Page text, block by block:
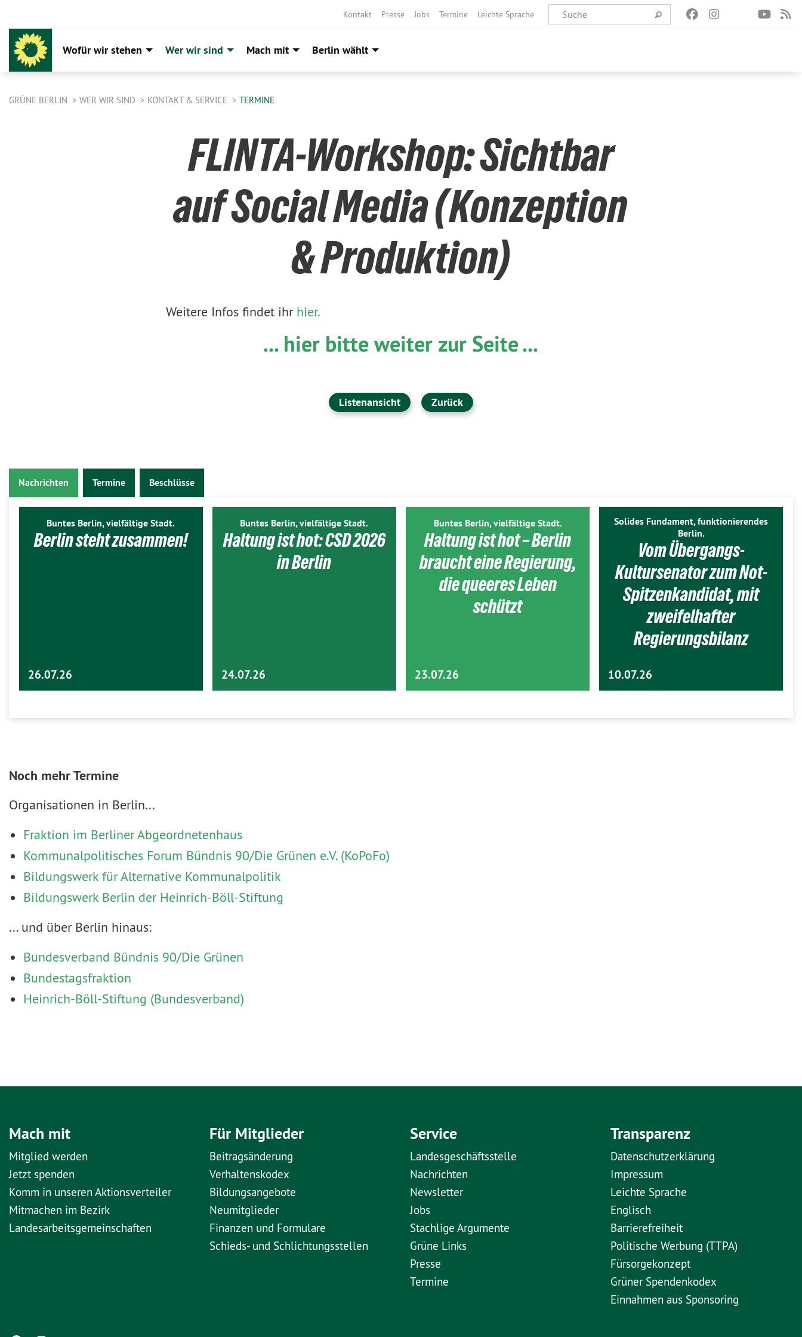
Kontakt Presse Jobs Termine Leichte Sprache
Wofür wir stehen Wer wir sind Mach mit Berlin wählt
GRÜNE BERLIN WER WIR SIND KONTAKT & SERVICE TERMINE
FLINTA-Workshop: Sichtbar
auf Social Media (Konzeption
& Produktion)
Weitere Infos findet ihr hier.
... hier bitte weiter zur Seite ...
Listenansicht Zurück
Nachrichten Termine Beschlüsse
Buntes Berlin, vielfältige Stadt.
Berlin steht zusammen!
26.07.26
Buntes Berlin, vielfältige Stadt.
Haltung ist hot: CSD 2026
in Berlin
24.07.26
Buntes Berlin, vielfältige Stadt.
Haltung ist hot – Berlin
braucht eine Regierung,
die queeres Leben
schützt
23.07.26
Solides Fundament, funktionierendes
Berlin.
Vom Übergangs-
Kultursenator zum Not-
Spitzenkandidat, mit
zweifelhafter
Regierungsbilanz
10.07.26
Noch mehr Termine
Organisationen in Berlin...
Fraktion im Berliner Abgeordnetenhaus
Kommunalpolitisches Forum Bündnis 90/Die Grünen e.V. (KoPoFo)
Bildungswerk für Alternative Kommunalpolitik
Bildungswerk Berlin der Heinrich-Böll-Stiftung
... und über Berlin hinaus:
Bundesverband Bündnis 90/Die Grünen
Bundestagsfraktion
Heinrich-Böll-Stiftung (Bundesverband)
Mach mit
Mitglied werden
Jetzt spenden
Komm in unseren Aktionsverteiler
Mitmachen im Bezirk
Landesarbeitsgemeinschaften
Für Mitglieder
Beitragsänderung
Verhaltenskodex
Bildungsangebote
Neumitglieder
Finanzen und Formulare
Schieds- und Schlichtungsstellen
Service
Landesgeschäftsstelle
Nachrichten
Newsletter
Jobs
Stachlige Argumente
Grüne Links
Presse
Termine
Transparenz
Datenschutzerklärung
Impressum
Leichte Sprache
Englisch
Barrierefreiheit
Politische Werbung (TTPA)
Fürsorgekonzept
Grüner Spendenkodex
Einnahmen aus Sponsoring